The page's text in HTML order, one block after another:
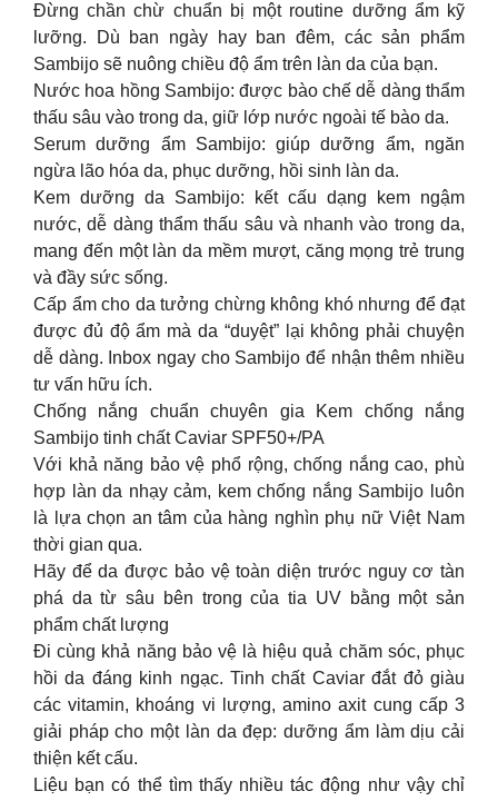
Đừng chần chừ chuẩn bị một routine dưỡng ẩm kỹ
lưỡng. Dù ban ngày hay ban đêm, các sản phẩm
Sambijo sẽ nuông chiều độ ẩm trên làn da của bạn.
Nước hoa hồng Sambijo: được bào chế dễ dàng thẩm
thấu sâu vào trong da, giữ lớp nước ngoài tế bào da.
Serum dưỡng ẩm Sambijo: giúp dưỡng ẩm, ngăn
ngừa lão hóa da, phục dưỡng, hồi sinh làn da.
Kem dưỡng da Sambijo: kết cấu dạng kem ngậm
nước, dễ dàng thẩm thấu sâu và nhanh vào trong da,
mang đến một làn da mềm mượt, căng mọng trẻ trung
và đầy sức sống.
Cấp ẩm cho da tưởng chừng không khó nhưng để đạt
được đủ độ ẩm mà da “duyệt” lại không phải chuyện
dễ dàng. Inbox ngay cho Sambijo để nhận thêm nhiều
tư vấn hữu ích.
Chống nắng chuẩn chuyên gia Kem chống nắng
Sambijo tinh chất Caviar SPF50+/PA
Với khả năng bảo vệ phổ rộng, chống nắng cao, phù
hợp làn da nhạy cảm, kem chống nắng Sambijo luôn
là lựa chọn an tâm của hàng nghìn phụ nữ Việt Nam
thời gian qua.
Hãy để da được bảo vệ toàn diện trước nguy cơ tàn
phá da từ sâu bên trong của tia UV bằng một sản
phẩm chất lượng
Đi cùng khả năng bảo vệ là hiệu quả chăm sóc, phục
hồi da đáng kinh ngạc. Tinh chất Caviar đắt đỏ giàu
các vitamin, khoáng vi lượng, amino axit cung cấp 3
giải pháp cho một làn da đẹp: dưỡng ẩm làm dịu cải
thiện kết cấu.
Liệu bạn có thể tìm thấy nhiều tác động như vậy chỉ